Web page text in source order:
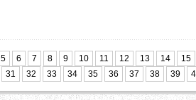
5 6 7 8 9 10 11 12 13 14
15
31 32 33 34 35 36 37 38 39